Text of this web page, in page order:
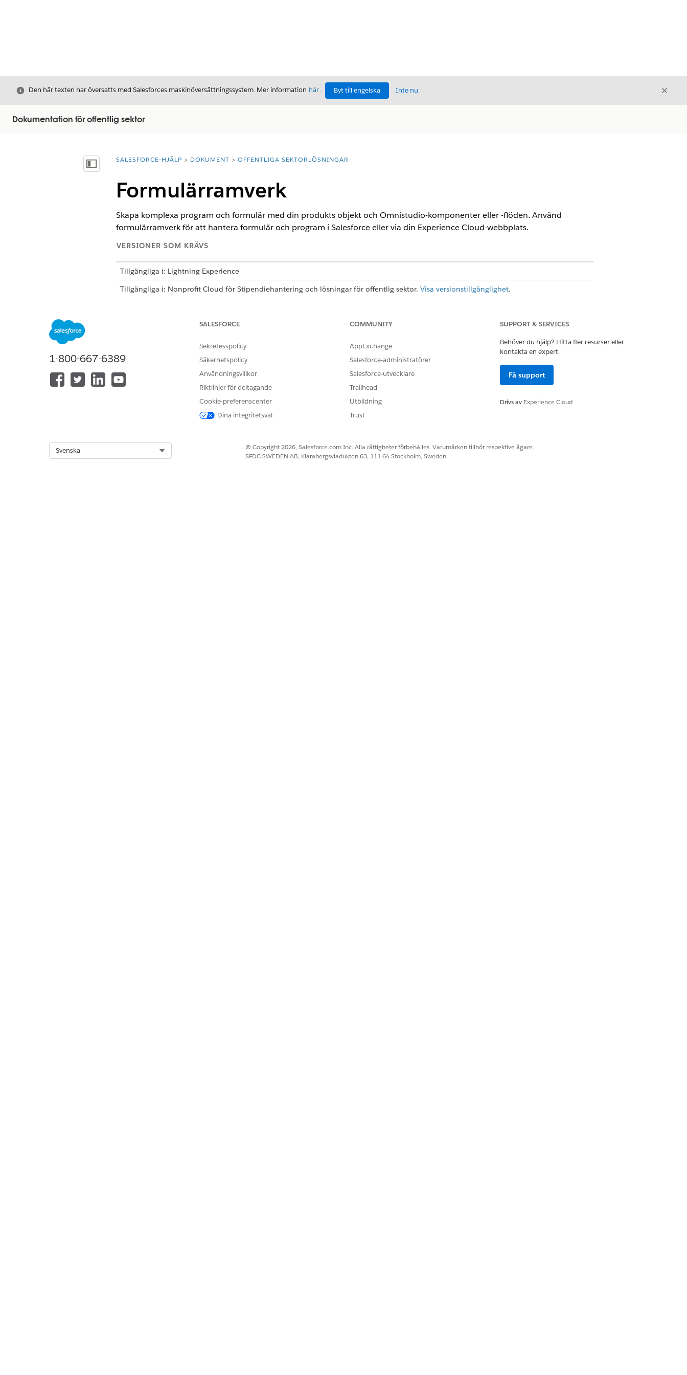
Stäng
Den här texten har översatts med Salesforces maskinöversättningssystem. Mer information här. Byt till engelska Inte nu Stäng
Dokumentation för offentlig sektor
Visa innehållsförteckning
Du är här:
SALESFORCE-HJÄLP DOKUMENT OFFENTLIGA SEKTORLÖSNINGAR
Formulärramverk
Skapa komplexa program och formulär med din produkts objekt och Omnistudio-komponenter eller -flöden. Använd
formulärramverk för att hantera formulär och program i Salesforce eller via din Experience Cloud-webbplats.
VERSIONER SOM KRÄVS
Tillgängliga i: Lightning Experience
Tillgängliga i: Nonprofit Cloud för Stipendiehantering och lösningar för offentlig sektor. Visa versionstillgänglighet.
eller komplexa klientintag, skapa en sektion för intagningsformulär för varje sektion för att dela upp formulär i mindre, logiska
dina sektioner för intagningsformulär.
Sektionen Intagningsformulär stöds endast för objekten Ansökningsformulär, Offentligt klagomål och Remiss.
Återanvänd sektioner mellan formulär för enhetlighet, eller lägg till ad hoc-sektioner i pågående eller inskickade ansökningar.
Se detaljer, som granskningar, beslut och finansieringsbeslut, i relaterade poster. Konfigurera arbetsområden för granskare
för att utvärdera ansökningar och fatta beslut på en sida. Tillhandahåll förloppsrapportformulär för att bevilja mottagare och
granska och godkänna rapporter i en enda vy.
1-800-667-6389
SALESFORCE
Sekretesspolicy
Säkerhetspolicy
Användningsvillkor
Riktlinjer för deltagande
Cookie-preferenscenter
Dina integritetsval
COMMUNITY
AppExchange
Salesforce-administratörer
Salesforce-utvecklare
Trailhead
Utbildning
Trust
SUPPORT & SERVICES
Behöver du hjälp? Hitta fler resurser eller
kontakta en expert.
Få support
Drivs av Experience Cloud
Svenska
© Copyright 2026, Salesforce.com Inc. Alla rättigheter förbehålles. Varumärken tillhör respektive ägare.
SFDC SWEDEN AB, Klarabergsviadukten 63, 111 64 Stockholm, Sweden